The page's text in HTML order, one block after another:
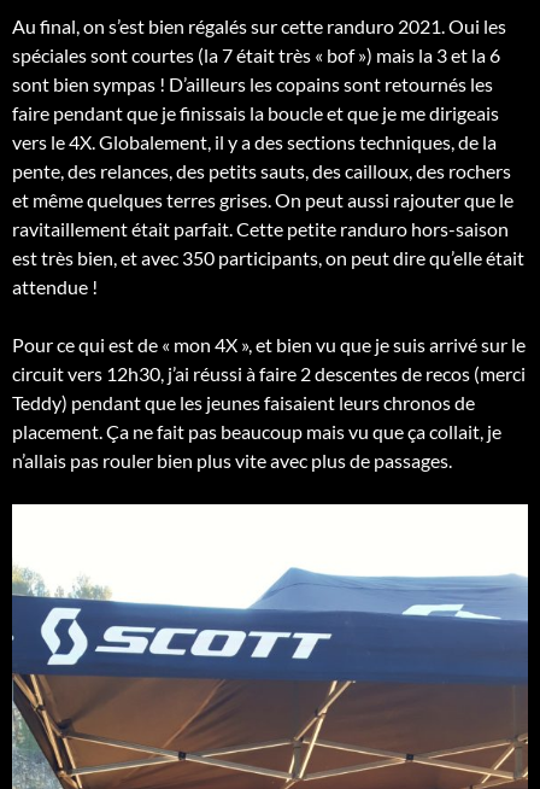
Au final, on s’est bien régalés sur cette randuro 2021. Oui les
spéciales sont courtes (la 7 était très « bof ») mais la 3 et la 6
sont bien sympas ! D’ailleurs les copains sont retournés les
faire pendant que je finissais la boucle et que je me dirigeais
vers le 4X. Globalement, il y a des sections techniques, de la
pente, des relances, des petits sauts, des cailloux, des rochers
et même quelques terres grises. On peut aussi rajouter que le
ravitaillement était parfait. Cette petite randuro hors-saison
est très bien, et avec 350 participants, on peut dire qu’elle était
attendue !
Pour ce qui est de « mon 4X », et bien vu que je suis arrivé sur le
circuit vers 12h30, j’ai réussi à faire 2 descentes de recos (merci
Teddy) pendant que les jeunes faisaient leurs chronos de
placement. Ça ne fait pas beaucoup mais vu que ça collait, je
n’allais pas rouler bien plus vite avec plus de passages.